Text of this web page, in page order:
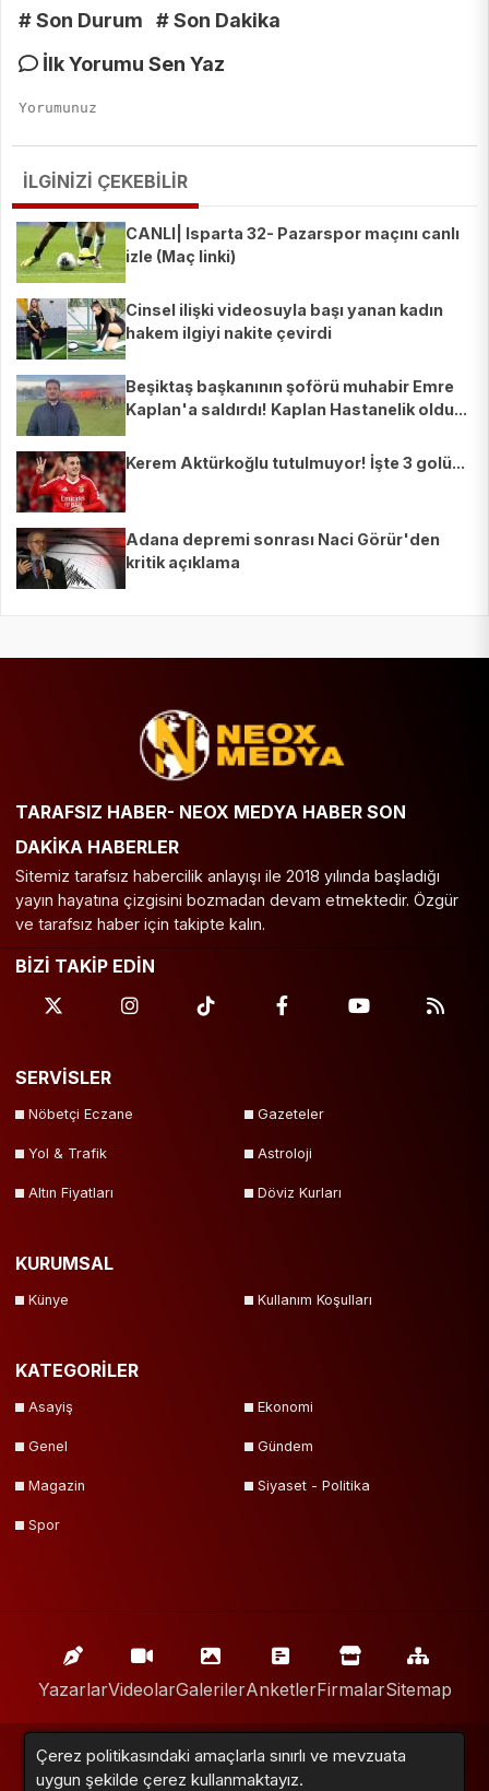
# Son Durum
# Son Dakika
İlk Yorumu Sen Yaz
İLGİNİZİ ÇEKEBİLİR
CANLI| Isparta 32- Pazarspor maçını canlı
izle (Maç linki)
Cinsel ilişki videosuyla başı yanan kadın
hakem ilgiyi nakite çevirdi
Beşiktaş başkanının şoförü muhabir Emre
Kaplan'a saldırdı! Kaplan Hastanelik oldu...
Kerem Aktürkoğlu tutulmuyor! İşte 3 golü...
Adana depremi sonrası Naci Görür'den
kritik açıklama
TARAFSIZ HABER- NEOX MEDYA HABER SON
DAKİKA HABERLER
Sitemiz tarafsız habercilik anlayışı ile 2018 yılında başladığı
yayın hayatına çizgisini bozmadan devam etmektedir. Özgür
ve tarafsız haber için takipte kalın.
BİZİ TAKİP EDİN
SERVİSLER
Nöbetçi Eczane Gazeteler
Yol & Trafik Astroloji
Altın Fiyatları Döviz Kurları
KURUMSAL
Künye Kullanım Koşulları
KATEGORİLER
Asayiş Ekonomi
Genel Gündem
Magazin Siyaset - Politika
Spor
YazarlarVideolarGalerilerAnketlerFirmalarSitemap
Neox Medya © 2018 - 2024. Tüm Hakları Saklıdır.
Çerez politikasındaki amaçlarla sınırlı ve mevzuata
uygun şekilde çerez kullanmaktayız.